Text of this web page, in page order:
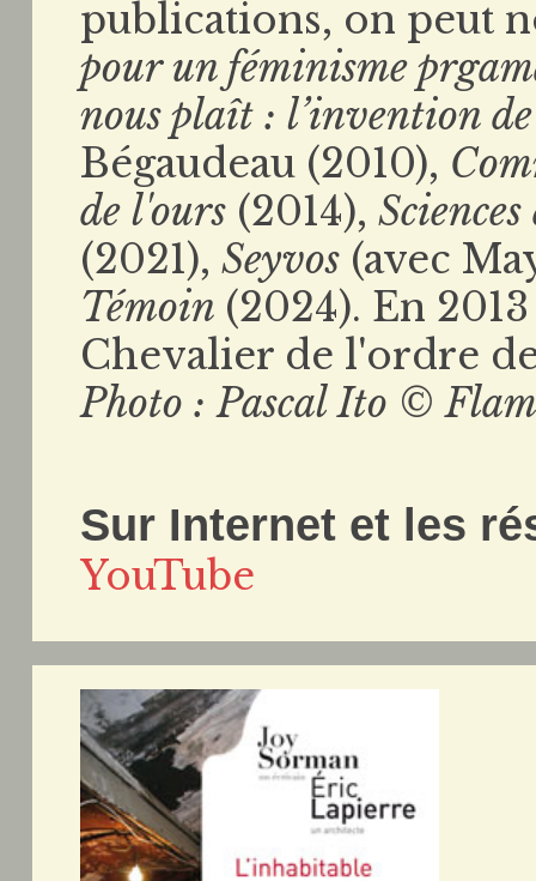
publications, on peut
pour un féminisme
nous plaît : l’invention de
Bégaudeau (2010),
de l'ours (2014),
(2021),Seyvos (avec
Témoin (2024). En
Chevalier de l'ordre
Photo : Pascal Ito ©
Sur Internet et les
YouTube